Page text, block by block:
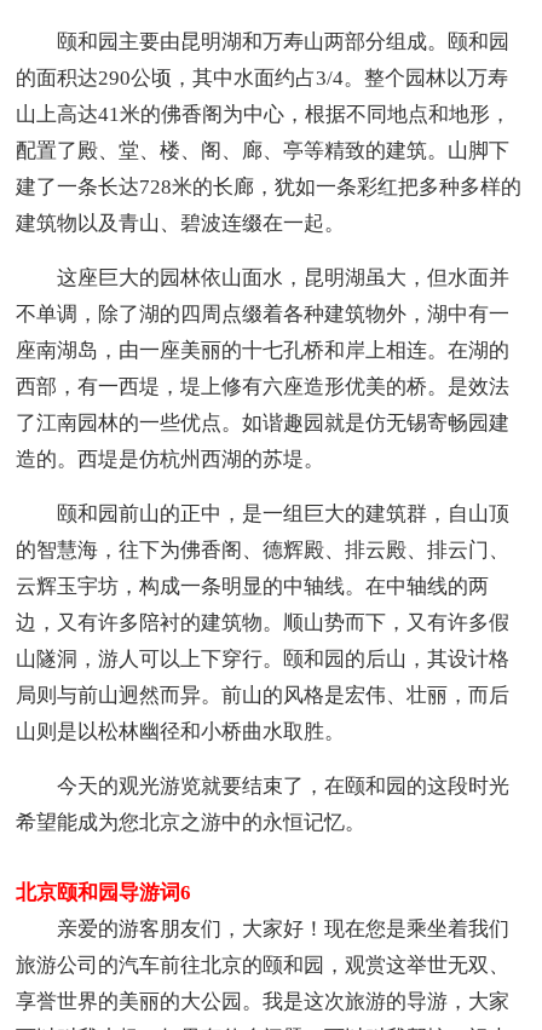
颐和园主要由昆明湖和万寿山两部分组成。颐和园
的面积达290公顷，其中水面约占3/4。整个园林以万寿
山上高达41米的佛香阁为中心，根据不同地点和地形，
配置了殿、堂、楼、阁、廊、亭等精致的建筑。山脚下
建了一条长达728米的长廊，犹如一条彩红把多种多样的
建筑物以及青山、碧波连缀在一起。
这座巨大的园林依山面水，昆明湖虽大，但水面并
不单调，除了湖的四周点缀着各种建筑物外，湖中有一
座南湖岛，由一座美丽的十七孔桥和岸上相连。在湖的
西部，有一西堤，堤上修有六座造形优美的桥。是效法
了江南园林的一些优点。如谐趣园就是仿无锡寄畅园建
造的。西堤是仿杭州西湖的苏堤。
颐和园前山的正中，是一组巨大的建筑群，自山顶
的智慧海，往下为佛香阁、德辉殿、排云殿、排云门、
云辉玉宇坊，构成一条明显的中轴线。在中轴线的两
边，又有许多陪衬的建筑物。顺山势而下，又有许多假
山隧洞，游人可以上下穿行。颐和园的后山，其设计格
局则与前山迥然而异。前山的风格是宏伟、壮丽，而后
山则是以松林幽径和小桥曲水取胜。
今天的观光游览就要结束了，在颐和园的这段时光
希望能成为您北京之游中的永恒记忆。
北京颐和园导游词6
亲爱的游客朋友们，大家好！现在您是乘坐着我们
旅游公司的汽车前往北京的颐和园，观赏这举世无双、
享誉世界的美丽的大公园。我是这次旅游的导游，大家